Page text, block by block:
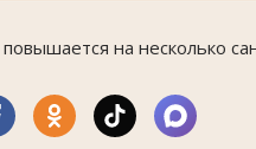
на несколько